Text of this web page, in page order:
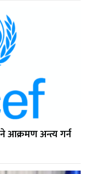
आक्रमण अन्त्य गर्न